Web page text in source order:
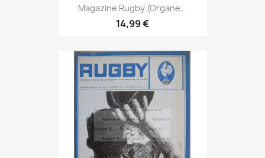
Magazine Rugby (Organe...
14,99 €